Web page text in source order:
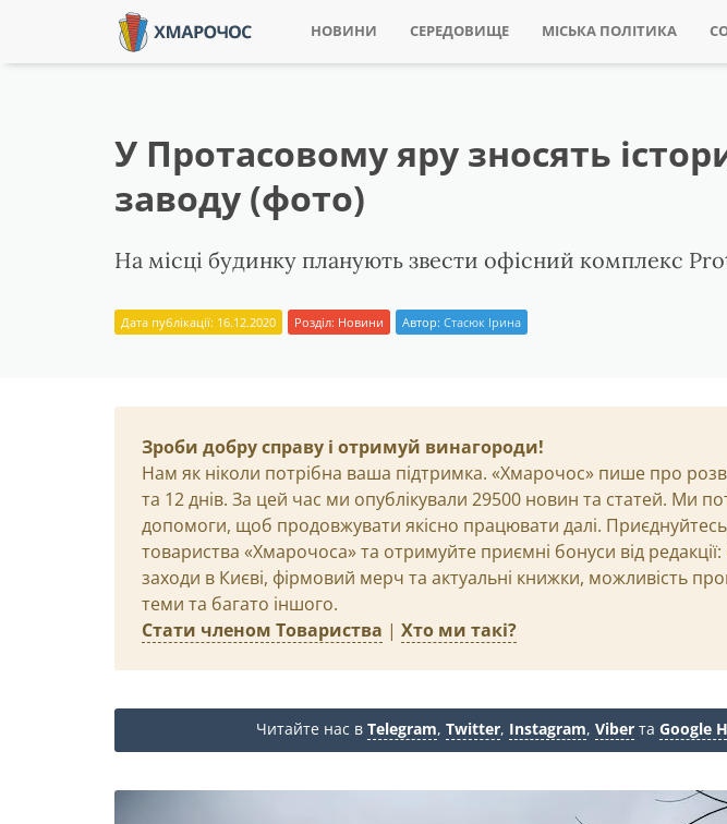
НОВИНИ СЕРЕДОВИЩЕ МІСЬКА ПОЛІТИКА
У Протасовому яру зносять
заводу (фото)
На місці будинку планують звести офісний комплекс
Дата публікації: 16.12.2020 Розділ: Новини Автор: Стасюк Ірина
Зроби добру справу і отримуй винагороди!
Нам як ніколи потрібна ваша підтримка. «Хмарочос» пише про
та 12 днів. За цей час ми опублікували 29500 новин та статей. Ми
допомоги, щоб продовжувати якісно працювати далі.
товариства «Хмарочоса» та отримуйте приємні бонуси від редакції:
заходи в Києві, фірмовий мерч та актуальні книжки, можливість
теми та багато іншого.
Стати членом Товариства | Хто ми такі?
Читайте нас в Telegram, Twitter, Instagram, Viber та Google